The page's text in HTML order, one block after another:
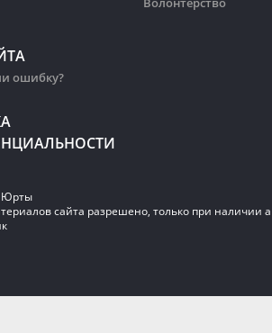
ошибку?
Юрты
сайта разрешено, только при наличии